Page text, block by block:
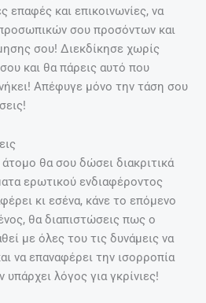
επαφές και επικοινωνίες, να
σου προσόντων και
σου! Διεκδίκησε χωρίς
και θα πάρεις αυτό που
Απέφυγε μόνο την τάση σου
θα σου δώσει διακριτικά
ερωτικού ενδιαφέροντος
κι εσένα, κάνε το επόμενο
θα διαπιστώσεις πως ο
με όλες του τις δυνάμεις να
να επαναφέρει την ισορροπία
λόγος για γκρίνιες!